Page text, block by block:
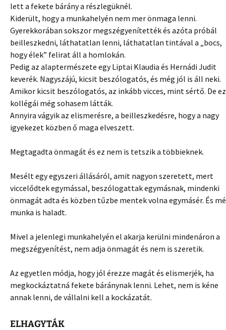
lett a fekete bárány a részlegüknél.
Kiderült, hogy a munkahelyén nem mer önmaga lenni.
Gyerekkorában sokszor megszégyenítették és azóta próbál
beilleszkedni, láthatatlan lenni, láthatatlan tintával a „bocs,
hogy élek” felirat áll a homlokán.
Pedig az alaptermészete egy Liptai Klaudia és Hernádi Judit
keverék. Nagyszájú, kicsit beszólogatós, és még jól is áll neki.
Amikor kicsit beszólogatós, az inkább vicces, mint sértő. De
kollégái még sohasem látták.
Annyira vágyik az elismerésre, a beilleszkedésre, hogy a nagy
igyekezet közben ő maga elveszett.
Megtagadta önmagát és ez nem is tetszik a többieknek.
Mesélt egy egyszeri állásáról, amit nagyon szeretett, mert
viccelődtek egymással, beszólogattak egymásnak, mindenki
önmagát adta és közben tűzbe mentek volna egymásér. És
munka is haladt.
Mivel a jelenlegi munkahelyén el akarja kerülni mindenáron a
megszégyenítést, nem adja önmagát és nem is szeretik.
Az egyetlen módja, hogy jól érezze magát és elismerjék, ha
megkockáztatná fekete báránynak lenni. Lehet, nem is kéne
annak lenni, de vállalni kell a kockázatát.
ELHAGYTÁK